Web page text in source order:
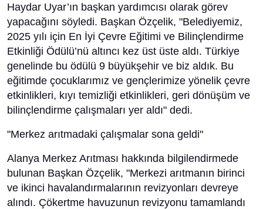
Haydar Uyar’ın başkan yardımcısı olarak görev
yapacağını söyledi. Başkan Özçelik, "Belediyemiz,
2025 yılı için En İyi Çevre Eğitimi ve Bilinçlendirme
Etkinliği Ödülü’nü altıncı kez üst üste aldı. Türkiye
genelinde bu ödülü 9 büyükşehir ve biz aldık. Bu
eğitimde çocuklarımız ve gençlerimize yönelik çevre
etkinlikleri, kıyı temizliği etkinlikleri, geri dönüşüm ve
bilinçlendirme çalışmaları yer aldı" dedi.
"Merkez arıtmadaki çalışmalar sona geldi"
Alanya Merkez Arıtması hakkında bilgilendirmede
bulunan Başkan Özçelik, "Merkezi arıtmanın birinci
ve ikinci havalandırmalarının revizyonları devreye
alındı. Çökertme havuzunun revizyonu tamamlandı